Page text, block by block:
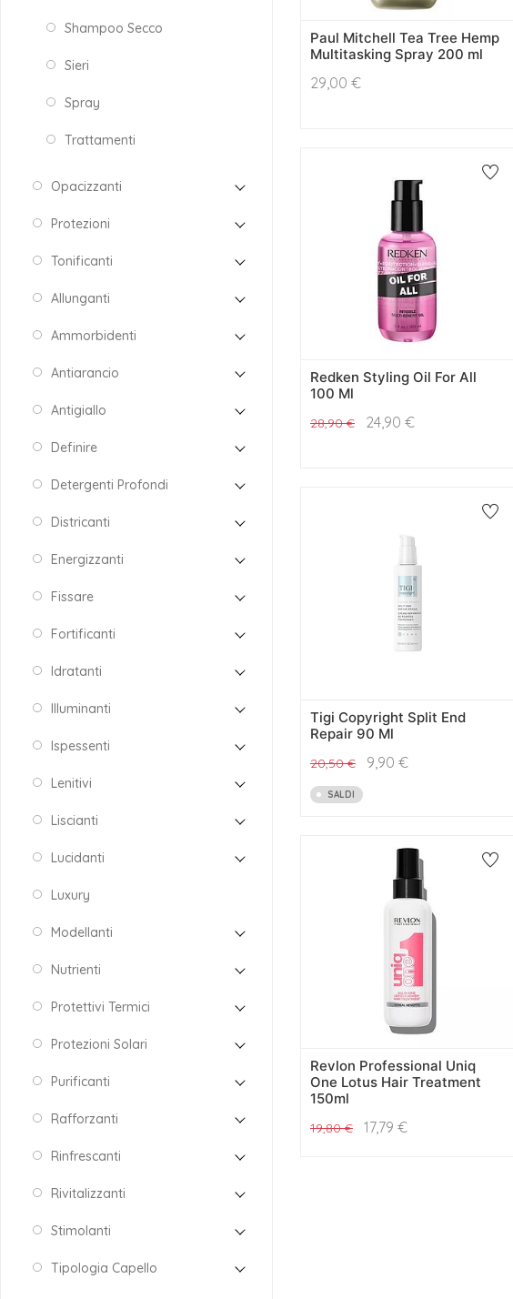
Shampoo Secco
Sieri
Spray
Trattamenti
Opacizzanti
Protezioni
Tonificanti
Allunganti
Ammorbidenti
Antiarancio
Antigiallo
Definire
Detergenti Profondi
Districanti
Energizzanti
Fissare
Fortificanti
Idratanti
Illuminanti
Ispessenti
Lenitivi
Liscianti
Lucidanti
Luxury
Modellanti
Nutrienti
Protettivi Termici
Protezioni Solari
Purificanti
Rafforzanti
Rinfrescanti
Rivitalizzanti
Stimolanti
Tipologia Capello
Paul Mitchell Tea Tree Hemp
Multitasking Spray 200 ml
29,00 €
Redken Styling Oil For All
100 Ml
28,90€ 24,90 €
Tigi Copyright Split End
Repair 90 Ml
20,50€ 9,90 €
SALDI
Revlon Professional Uniq
One Lotus Hair Treatment
150ml
19,80€ 17,79 €